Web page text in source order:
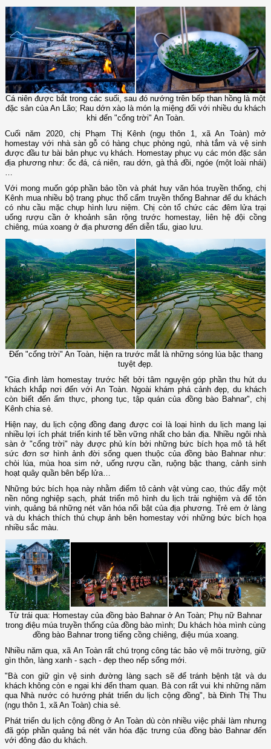
Cá niên được bắt trong các suối, sau đó nướng trên bếp than hồng là một
đặc sản của An Lão; Rau dớn xào là món lạ miệng đối với nhiều du khách
khi đến "cổng trời" An Toàn.
Cuối năm 2020, chị Phạm Thị Kênh (ngụ thôn 1, xã An Toàn) mở
homestay với nhà sàn gỗ có hàng chục phòng ngủ, nhà tắm và vệ sinh
được đầu tư bài bản phục vụ khách. Homestay phục vụ các món đặc sản
địa phương như: ốc đá, cá niên, rau dớn, gà thả đồi, ngóe (một loài nhái)
Với mong muốn góp phần bảo tồn và phát huy văn hóa truyền thống, chị
Kênh mua nhiều bộ trang phục thổ cẩm truyền thống Bahnar để du khách
có nhu cầu mặc chụp hình lưu niệm. Chị còn tổ chức các đêm lửa trại
uống rượu cần ở khoảnh sân rộng trước homestay, liên hệ đội cồng
chiêng, múa xoang ở địa phương đến diễn tấu, giao lưu.
Đến "cổng trời" An Toàn, hiện ra trước mắt là những sóng lúa bậc thang
tuyệt đẹp.
"Gia đình làm homestay trước hết bởi tâm nguyện góp phần thu hút du
khách khắp nơi đến với An Toàn. Ngoài khám phá cảnh đẹp, du khách
còn biết đến ẩm thực, phong tục, tập quán của đồng bào Bahnar", chị
Kênh chia sẻ.
Hiện nay, du lịch cộng đồng đang được coi là loại hình du lịch mang lại
nhiều lợi ích phát triển kinh tế bền vững nhất cho bản địa. Nhiều ngôi nhà
sàn ở "cổng trời" này được phủ kín bởi những bức bích họa mô tả hết
sức đơn sơ hình ảnh đời sống quen thuộc của đồng bào Bahnar như:
chòi lúa, mùa hoa sim nở, uống rượu cần, ruộng bậc thang, cảnh sinh
hoạt quây quần bên bếp lửa…
Những bức bích họa này nhằm điểm tô cảnh vật vùng cao, thúc đẩy một
nền nông nghiệp sạch, phát triển mô hình du lịch trải nghiệm và để tôn
vinh, quảng bá những nét văn hóa nổi bật của địa phương. Trẻ em ở làng
và du khách thích thú chụp ảnh bên homestay với những bức bích họa
nhiều sắc màu.
Từ trái qua: Homestay của đồng bào Bahnar ở An Toàn; Phụ nữ Bahnar
trong điệu múa truyền thống của đồng bào mình; Du khách hòa mình cùng
đồng bào Bahnar trong tiếng cồng chiêng, điệu múa xoang.
Nhiều năm qua, xã An Toàn rất chú trọng công tác bảo vệ môi trường, giữ
gìn thôn, làng xanh - sạch - đẹp theo nếp sống mới.
"Bà con giữ gìn vệ sinh đường làng sạch sẽ để tránh bệnh tật và du
khách không còn e ngại khi đến tham quan. Bà con rất vui khi những năm
qua Nhà nước có hướng phát triển du lịch cộng đồng", bà Đinh Thị Thu
(ngụ thôn 1, xã An Toàn) chia sẻ.
Phát triển du lịch cộng đồng ở An Toàn dù còn nhiều việc phải làm nhưng
đã góp phần quảng bá nét văn hóa đặc trưng của đồng bào Bahnar đến
với đông đảo du khách.